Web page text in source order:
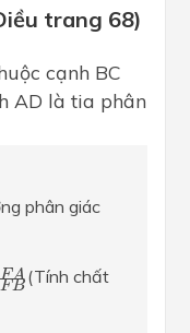
trang 68)
cạnh BC
AD là tia phân
phân giác
FA
FB
CA CB=F F B
(Tính chất